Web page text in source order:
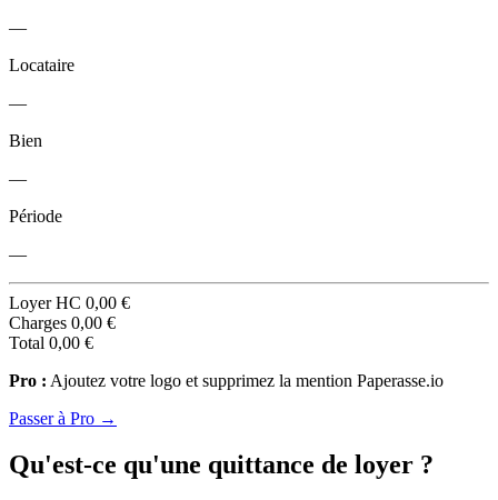
—
Locataire
—
Bien
—
Période
—
Loyer HC 0,00 €
Charges 0,00 €
Total 0,00 €
Pro : Ajoutez votre logo et supprimez la mention Paperasse.io
Passer à Pro →
Qu'est-ce qu'une quittance de loyer ?